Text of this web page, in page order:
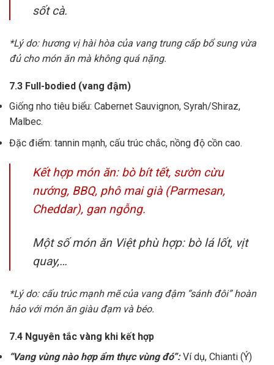
sốt cà.
*Lý do: hương vị hài hòa của vang trung cấp bổ sung vừa
đủ cho món ăn mà không quá nặng.
7.3 Full-bodied (vang đậm)
Giống nho tiêu biểu: Cabernet Sauvignon, Syrah/Shiraz,
Malbec.
Đặc điểm: tannin mạnh, cấu trúc chắc, nồng độ cồn cao.
Kết hợp món ăn: bò bít tết, sườn cừu
nướng, BBQ, phô mai già (Parmesan,
Cheddar), gan ngỗng.
Một số món ăn Việt phù hợp: bò lá lốt, vịt
quay,…
*Lý do: cấu trúc mạnh mẽ của vang đậm “sánh đôi” hoàn
hảo với món ăn giàu đạm và béo.
7.4 Nguyên tắc vàng khi kết hợp
“Vang vùng nào hợp ẩm thực vùng đó”:Ví dụ, Chianti (Ý)